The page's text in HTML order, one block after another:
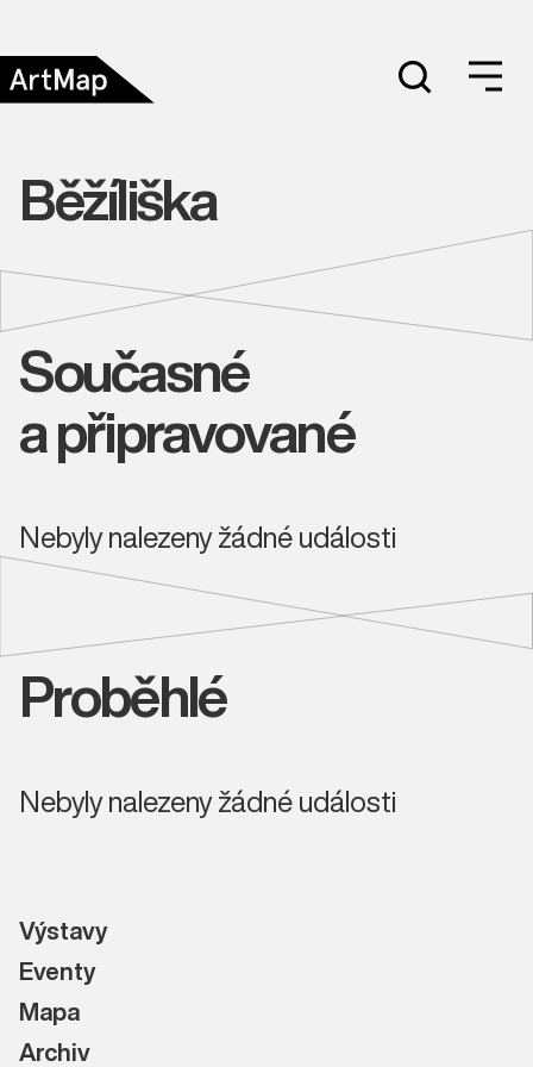
Běžíliška
Současné
a připravované
Nebyly nalezeny žádné události
Proběhlé
Nebyly nalezeny žádné události
Výstavy
Eventy
Mapa
Archiv